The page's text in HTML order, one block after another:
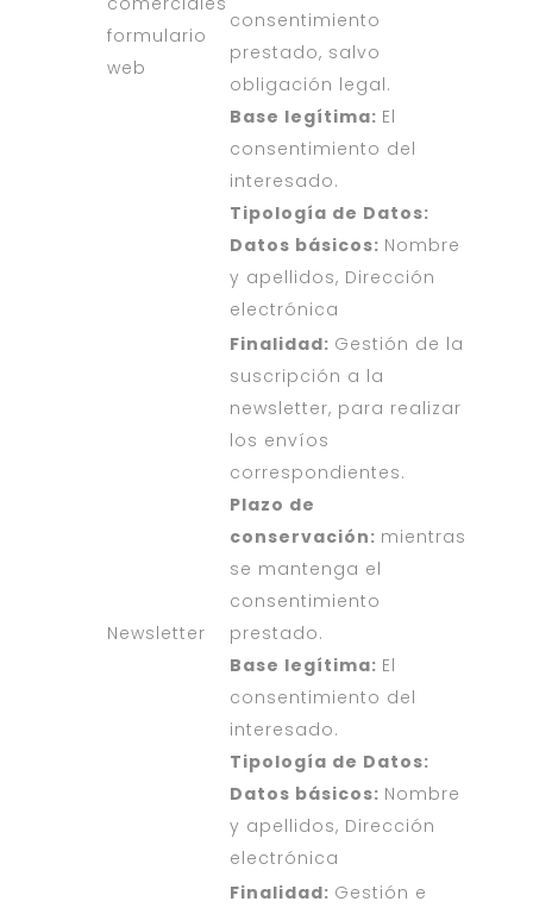
formulario
web
consentimiento
prestado, salvo
obligación legal.
Base legítima: El
consentimiento del
interesado.
Tipología de Datos:
Datos básicos: Nombre
y apellidos, Dirección
electrónica
Newsletter
Finalidad: Gestión de la
suscripción a la
newsletter, para realizar
los envíos
correspondientes.
Plazo de
conservación: mientras
se mantenga el
consentimiento
prestado.
Base legítima: El
consentimiento del
interesado.
Tipología de Datos:
Datos básicos: Nombre
y apellidos, Dirección
electrónica
Finalidad: Gestión e